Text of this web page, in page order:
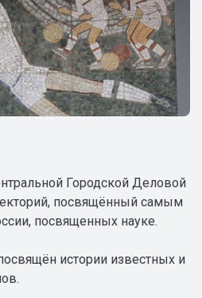
Городской Деловой
посвящённый самым
посвященных науке.
истории известных и